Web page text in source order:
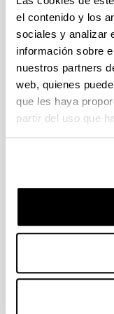
el contenido y los
sociales y analizar
información sobre
nuestros partners
web, quienes
que les haya
partir del uso que
CONGRESO
9TH
Feedstock
Materials
Cuándo y
Publicación
Información
coming from
N.